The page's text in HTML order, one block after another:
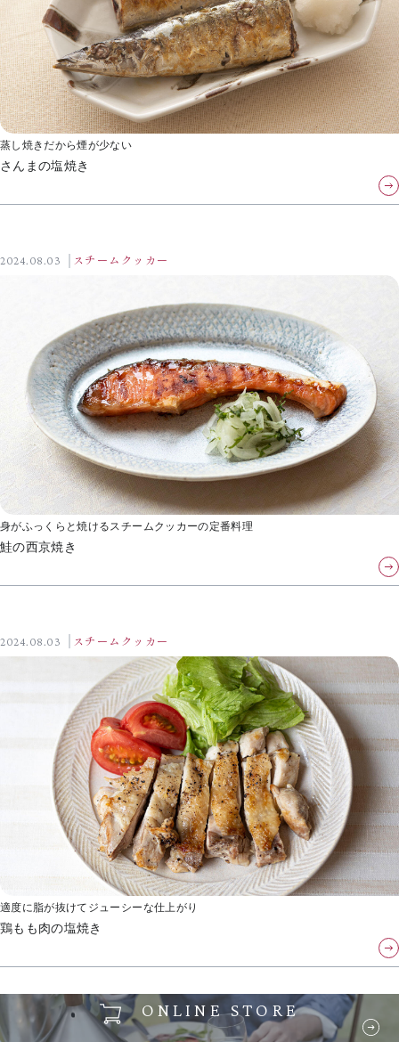
蒸し焼きだから煙が少ない
さんまの塩焼き
2024.08.03 スチームクッカー
身がふっくらと焼けるスチームクッカーの定番料理
鮭の西京焼き
2024.08.03 スチームクッカー
適度に脂が抜けてジューシーな仕上がり
鶏もも肉の塩焼き
ONLINE STORE